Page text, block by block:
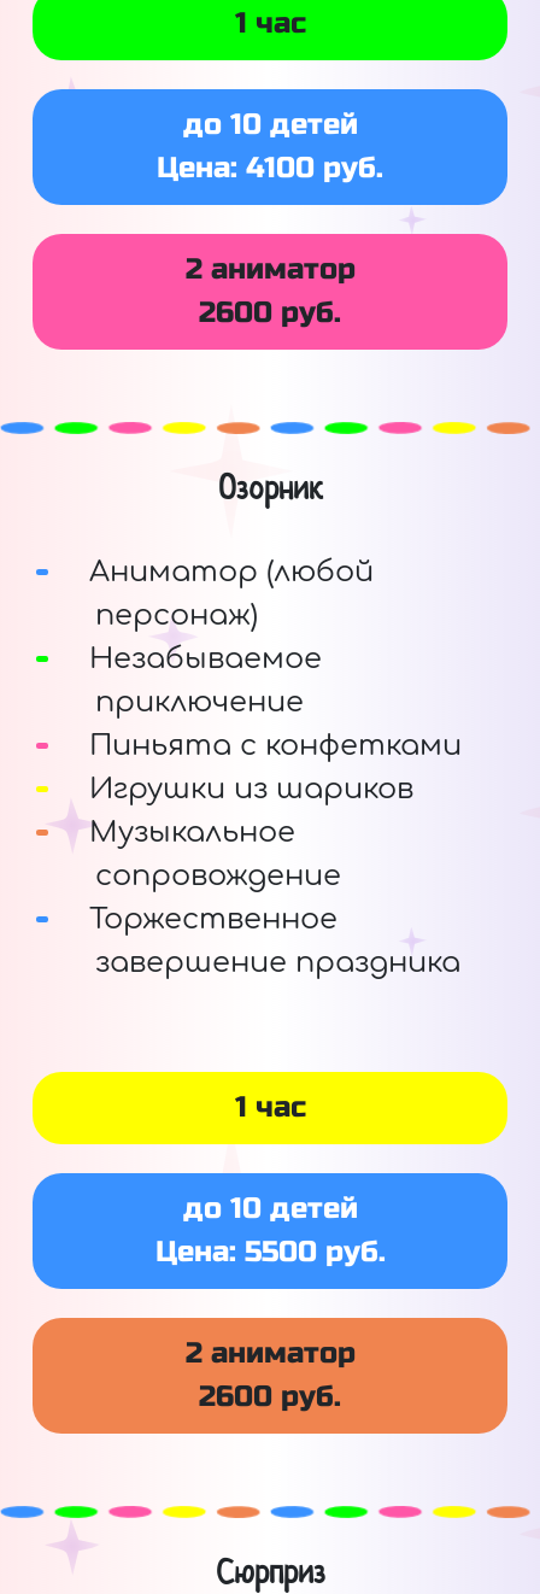
1 час
до 10 детей
Цена: 4100 руб.
2 аниматор
2600 руб.
Озорник
Аниматор (любой
персонаж)
Незабываемое
приключение
Пиньята с конфетками
Игрушки из шариков
Музыкальное
сопровождение
Торжественное
завершение праздника
1 час
до 10 детей
Цена: 5500 руб.
2 аниматор
2600 руб.
Сюрприз